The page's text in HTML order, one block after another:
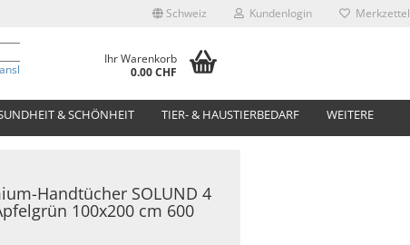
Schweiz Kundenlogin Merkzettel
Ihr Warenkorb
0.00 CHF
& SCHÖNHEIT TIER- & HAUSTIERBEDARF WEITERE
Handtücher SOLUND 4
100x200 cm 600